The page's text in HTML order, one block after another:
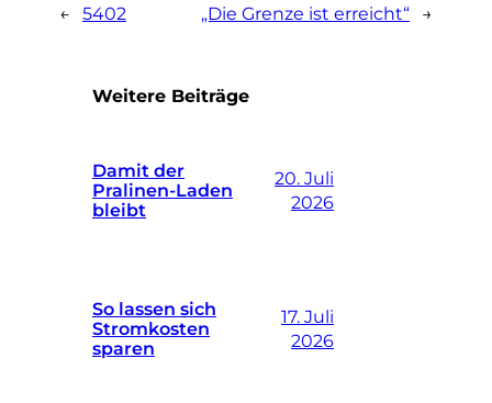
← 5402 „Die Grenze ist erreicht“ →
Weitere Beiträge
Damit der
Pralinen-Laden
bleibt
20. Juli
2026
So lassen sich
Stromkosten
sparen
17. Juli
2026